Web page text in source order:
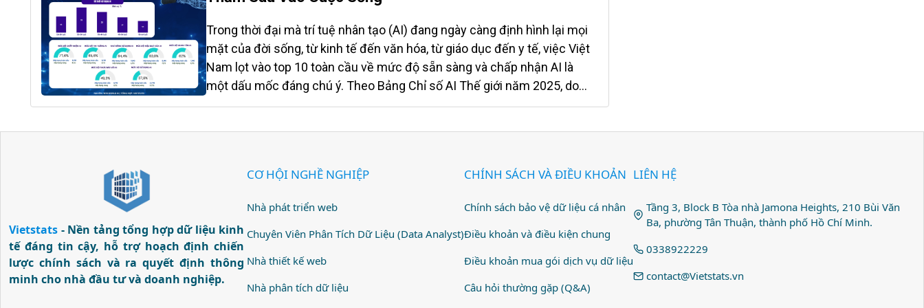
toàn ngành. TikTok Shop thu hẹp mạnh khoảng cách với Shopee Với đà
tăng trưởng ấn tượng, thị phần của TikTok Shop đã tăng từ 29% lên 39%,
trong khi Shopee chỉ tăng nhẹ từ 56% lên 58% nhờ mức tăng trưởng
doanh thu 16,12%. So với 12 tháng trước, khoảng cách thị phần giữa hai
nền tảng đã rút ngắn từ 34 điểm phần trăm xuống còn 19 điểm – một...
Trong thời đại mà trí tuệ nhân tạo (AI) đang ngày càng định hình lại mọi
mặt của đời sống, từ kinh tế đến văn hóa, từ giáo dục đến y tế, việc Việt
Nam lọt vào top 10 toàn cầu về mức độ sẵn sàng và chấp nhận AI là
một dấu mốc đáng chú ý. Theo Bảng Chỉ số AI Thế giới năm 2025, do
Mạng lưới Nghiên cứu Thị trường Độc lập Toàn cầu (WIN) công bố, Việt
một quốc gia đang phát triển – nơi mà dân số trẻ và quá trình đô thị hóa
Dân số trẻ và đô thị hóa – Đòn bẩy cho sự sẵn sàng với AI Không phải
ngẫu nhiên mà Việt Nam có thể đạt được vị trí cao như vậy trong bảng
xếp hạng. Trong bức tranh công...
Vietstats - Nền tảng tổng hợp dữ liệu kinh
tế đáng tin cậy, hỗ trợ hoạch định chiến
lược chính sách và ra quyết định thông
minh cho nhà đầu tư và doanh nghiệp.
CƠ HỘI NGHỀ NGHIỆP
Nhà phát triển web
Chuyên Viên Phân Tích Dữ Liệu (Data Analyst)
Nhà thiết kế web
Nhà phân tích dữ liệu
CHÍNH SÁCH VÀ ĐIỀU KHOẢN
Chính sách bảo vệ dữ liệu cá nhân
Điều khoản và điều kiện chung
Điều khoản mua gói dịch vụ dữ liệu
Câu hỏi thường gặp (Q&A)
LIÊN HỆ
Tầng 3, Block B Tòa nhà Jamona Heights, 210 Bùi Văn
Ba, phường Tân Thuận, thành phố Hồ Chí Minh.
0338922229
contact@Vietstats.vn